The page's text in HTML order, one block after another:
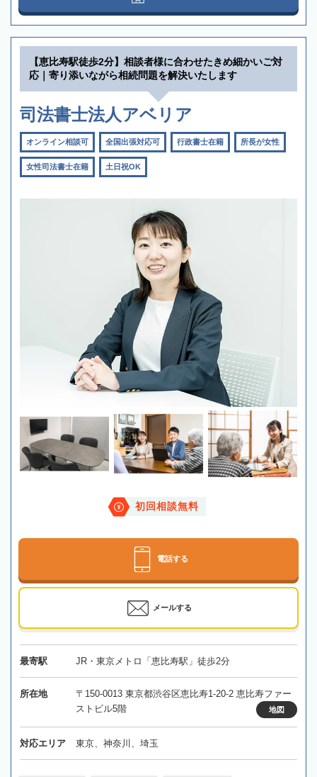
【恵比寿駅徒歩2分】相談者様に合わせたきめ細かいご対
応｜寄り添いながら相続問題を解決いたします
司法書士法人アベリア
オンライン相談可 全国出張対応可 行政書士在籍 所長が女性
女性司法書士在籍 土日祝OK
初回相談無料
電話する
メールする
最寄駅 JR・東京メトロ「恵比寿駅」徒歩2分
所在地
〒150-0013 東京都渋谷区恵比寿1-20-2 恵比寿ファー
ストビル5階
地図
対応エリア 東京、神奈川、埼玉